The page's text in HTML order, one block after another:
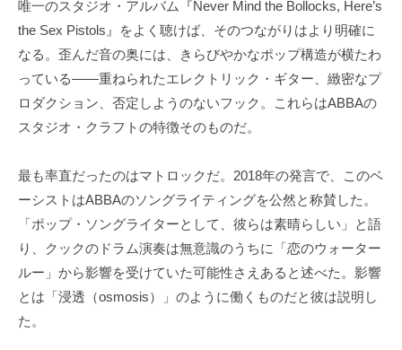
唯一のスタジオ・アルバム『Never Mind the Bollocks, Here’s
the Sex Pistols』をよく聴けば、そのつながりはより明確に
なる。歪んだ音の奥には、きらびやかなポップ構造が横たわ
っている――重ねられたエレクトリック・ギター、緻密なプ
ロダクション、否定しようのないフック。これらはABBAの
スタジオ・クラフトの特徴そのものだ。
最も率直だったのはマトロックだ。2018年の発言で、このベ
ーシストはABBAのソングライティングを公然と称賛した。
「ポップ・ソングライターとして、彼らは素晴らしい」と語
り、クックのドラム演奏は無意識のうちに「恋のウォーター
ルー」から影響を受けていた可能性さえあると述べた。影響
とは「浸透（osmosis）」のように働くものだと彼は説明し
た。